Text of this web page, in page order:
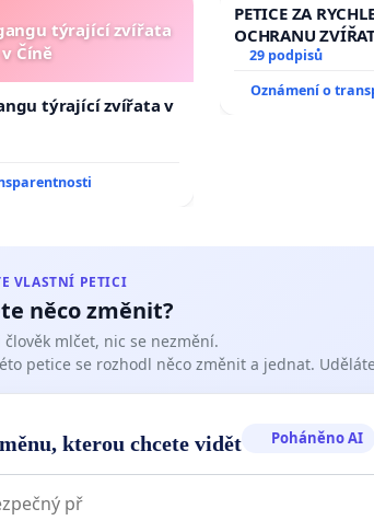
týrající zvířata
v Číně
týrající zvířata v
PETICE ZA
OCHRANU
29 podpisů
Oznámení o
VLASTNÍ PETICI
něco změnit?
člověk mlčet, nic se nezmění.
petice se rozhodl něco změnit a jednat.
kterou chcete vidět Poháněno AI